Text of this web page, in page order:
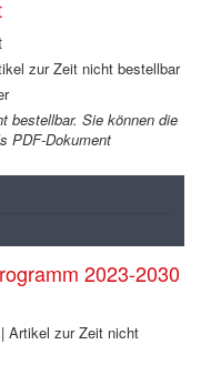
zur Zeit nicht bestellbar
bestellbar. Sie können die
PDF-Dokument
2023-2030
Artikel zur Zeit nicht